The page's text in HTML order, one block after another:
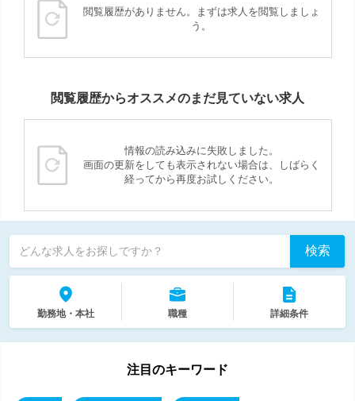
閲覧履歴がありません。まずは求人を閲覧しましょ
う。
閲覧履歴からオススメのまだ見ていない求人
情報の読み込みに失敗しました。
画面の更新をしても表示されない場合は、しばらく
経ってから再度お試しください。
どんな求人をお探しですか？ 検索
勤務地・本社 職種 詳細条件
注目のキーワード